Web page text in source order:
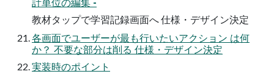
教材タップで学習記録画面へ 仕様・デザイン決定
各画面でユーザーが最も行いたいアクション は何
か？ 不要な部分は削る 仕様・デザイン決定
実装時のポイント